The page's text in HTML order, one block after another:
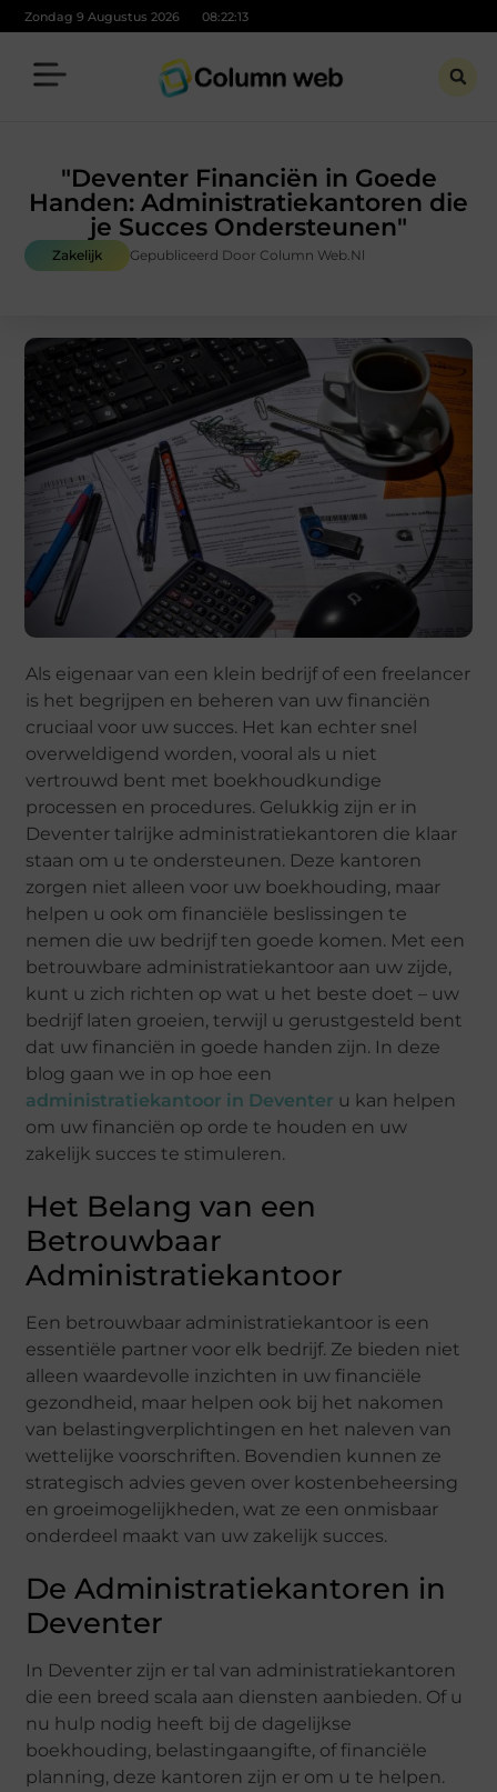
Zondag 9 Augustus 2026 08:22:14
"Deventer Financiën in Goede
Handen: Administratiekantoren die
je Succes Ondersteunen"
Zakelijk Gepubliceerd Door Column Web.nl
Als eigenaar van een klein bedrijf of een freelancer
is het begrijpen en beheren van uw financiën
cruciaal voor uw succes. Het kan echter snel
overweldigend worden, vooral als u niet
vertrouwd bent met boekhoudkundige
processen en procedures. Gelukkig zijn er in
Deventer talrijke administratiekantoren die klaar
staan om u te ondersteunen. Deze kantoren
zorgen niet alleen voor uw boekhouding, maar
helpen u ook om financiële beslissingen te
nemen die uw bedrijf ten goede komen. Met een
betrouwbare administratiekantoor aan uw zijde,
kunt u zich richten op wat u het beste doet – uw
bedrijf laten groeien, terwijl u gerustgesteld bent
dat uw financiën in goede handen zijn. In deze
blog gaan we in op hoe een
administratiekantoor in Deventer u kan helpen
om uw financiën op orde te houden en uw
zakelijk succes te stimuleren.
Het Belang van een
Betrouwbaar
Administratiekantoor
Een betrouwbaar administratiekantoor is een
essentiële partner voor elk bedrijf. Ze bieden niet
alleen waardevolle inzichten in uw financiële
gezondheid, maar helpen ook bij het nakomen
van belastingverplichtingen en het naleven van
wettelijke voorschriften. Bovendien kunnen ze
strategisch advies geven over kostenbeheersing
en groeimogelijkheden, wat ze een onmisbaar
onderdeel maakt van uw zakelijk succes.
De Administratiekantoren in
Deventer
In Deventer zijn er tal van administratiekantoren
die een breed scala aan diensten aanbieden. Of u
nu hulp nodig heeft bij de dagelijkse
boekhouding, belastingaangifte, of financiële
planning, deze kantoren zijn er om u te helpen.